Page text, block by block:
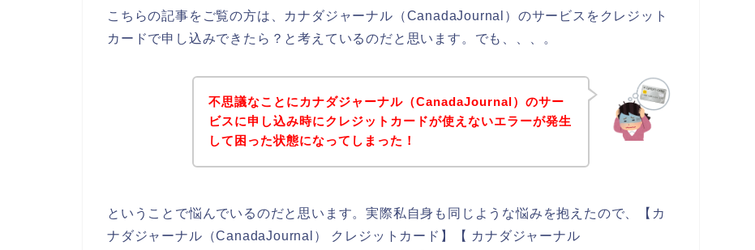
こちらの記事をご覧の方は、カナダジャーナル（CanadaJournal）のサービスをクレジット
カードで申し込みできたら？と考えているのだと思います。でも、、、。
不思議なことにカナダジャーナル（CanadaJournal）のサー
ビスに申し込み時にクレジットカードが使えないエラーが発生
して困った状態になってしまった！
ということで悩んでいるのだと思います。実際私自身も同じような悩みを抱えたので、【カ
ナダジャーナル（CanadaJournal） クレジットカード】【 カナダジャーナル